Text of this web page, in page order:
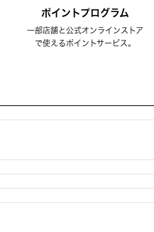
ポイントプログラム
一部店舗と公式オンラインストア
で使えるポイントサービス。